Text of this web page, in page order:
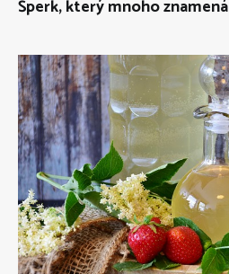
Šperk, který mnoho znamená